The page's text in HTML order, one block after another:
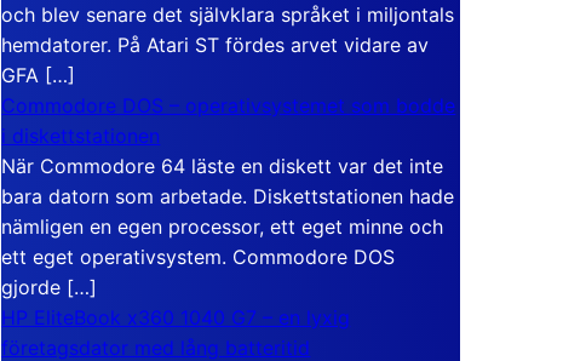
och blev senare det självklara språket i miljontals
hemdatorer. På Atari ST fördes arvet vidare av
GFA […]
Commodore DOS – operativsystemet som bodde
i diskettstationen
När Commodore 64 läste en diskett var det inte
bara datorn som arbetade. Diskettstationen hade
nämligen en egen processor, ett eget minne och
ett eget operativsystem. Commodore DOS
gjorde […]
HP EliteBook x360 1040 G7 – en lyxig
företagsdator med lång batteritid